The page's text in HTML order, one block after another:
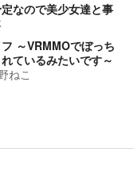
なので美少女達と事
～VRMMOでぼっち
ているみたいです～
ねこ